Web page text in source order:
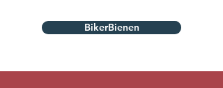
BikerBienen